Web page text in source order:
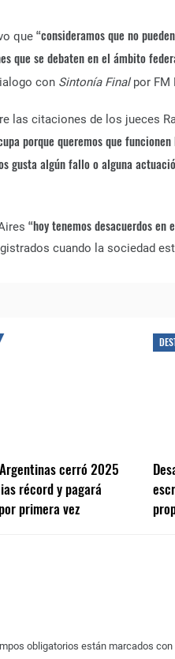
que “consideramos que no
que se debaten en el ámbito
con Sintonía Final por FM
las citaciones de los jueces
porque queremos que
gusta algún fallo o alguna
“hoy tenemos desacuerdos
cuando la sociedad
cerró 2025
récord y pagará
primera vez
obligatorios están marcados con